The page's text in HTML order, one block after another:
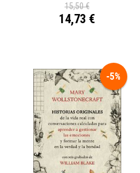
15,50 €
14,73 €
-5%